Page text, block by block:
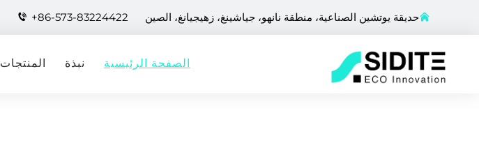
حديقة يوتشين الصناعية، منطقة نانهو، جياشينغ، زهيجيانغ، الصين +86-573-83224422
الصفحة الرئيسية نبذة المنتجات